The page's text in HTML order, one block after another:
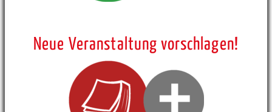
Neue Veranstaltung vorschlagen!